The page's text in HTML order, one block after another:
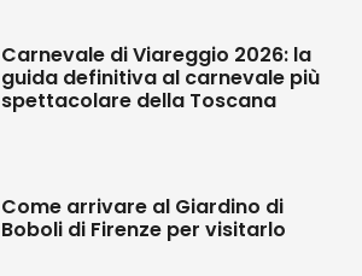
Carnevale di Viareggio 2026: la
guida definitiva al carnevale più
spettacolare della Toscana
Come arrivare al Giardino di
Boboli di Firenze per visitarlo